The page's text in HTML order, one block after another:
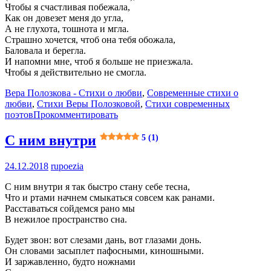
Чтобы я счастливая побежала,
Как он довезет меня до угла,
А не глухота, тошнота и мгла.
Страшно хочется, чтоб она тебя обожала,
Баловала и берегла.
И напомни мне, чтоб я больше не приезжала.
Чтобы я действительно не смогла.
Вера Полозкова - Стихи о любви, Современные стихи о
любви, Стихи Веры Полозковой, Стихи современных
поэтовПрокомментировать
С ним внутри 5 (1)
24.12.2018 rupoezia
С ним внутри я так быстро стану себе тесна,
Что и ртами начнем смыкаться совсем как ранами.
Расставаться сойдемся рано мы
В нежилое пространство сна.
Будет звон: вот слезами дань, вот глазами донь.
Он словами засыплет пафосными, киношными.
И заржавленно, будто ножнами